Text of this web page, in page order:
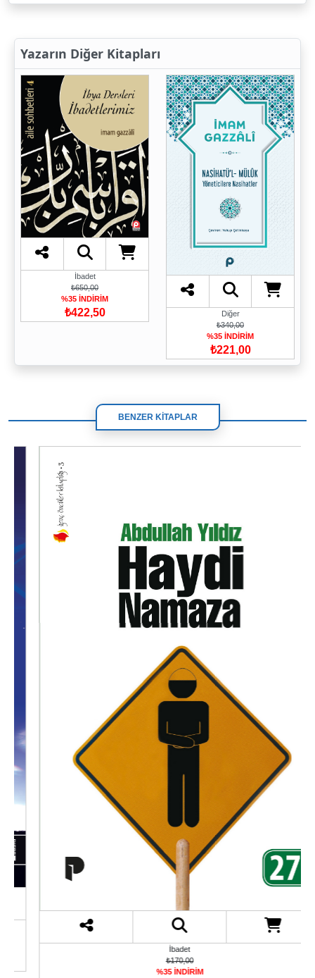
Yazarın Diğer Kitapları
İbadet
₺650,00
%35 İNDİRİM
₺422,50
Diğer
₺340,00
%35 İNDİRİM
₺221,00
BENZER KİTAPLAR
₺170,00
%35 İNDİRİM